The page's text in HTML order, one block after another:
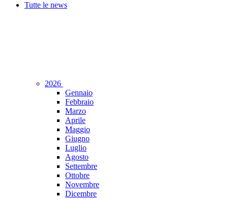
Tutte le news
2026
Gennaio
Febbraio
Marzo
Aprile
Maggio
Giugno
Luglio
Agosto
Settembre
Ottobre
Novembre
Dicembre